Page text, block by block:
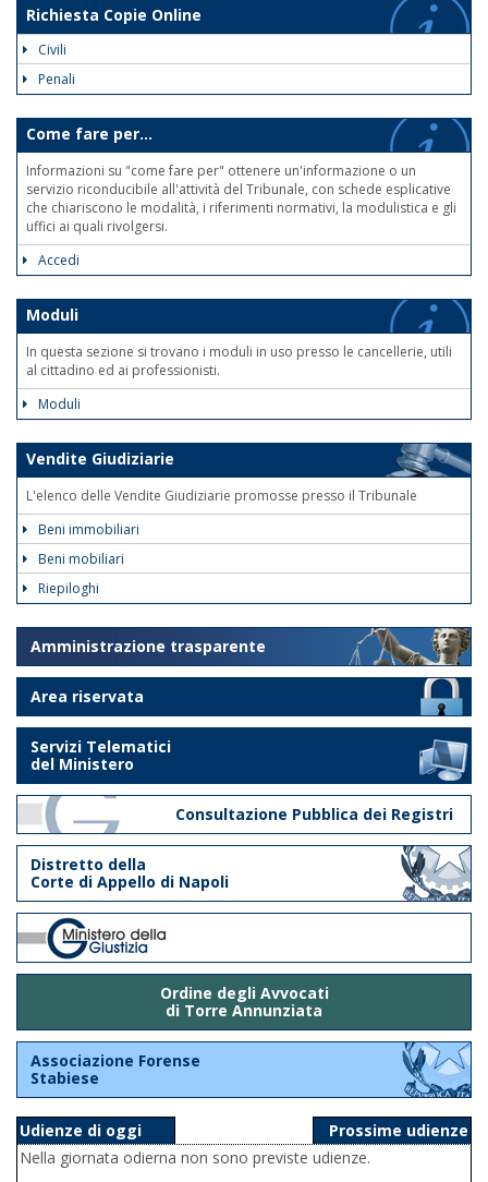
Richiesta Copie Online
Civili
Penali
Come fare per...
Informazioni su "come fare per" ottenere un'informazione o un
servizio riconducibile all'attività del Tribunale, con schede esplicative
che chiariscono le modalità, i riferimenti normativi, la modulistica e gli
uffici ai quali rivolgersi.
Accedi
Moduli
In questa sezione si trovano i moduli in uso presso le cancellerie, utili
al cittadino ed ai professionisti.
Moduli
Vendite Giudiziarie
L'elenco delle Vendite Giudiziarie promosse presso il Tribunale
Beni immobiliari
Beni mobiliari
Riepiloghi
Amministrazione trasparente
Area riservata
Servizi Telematici
del Ministero
Consultazione Pubblica dei Registri
Distretto della
Corte di Appello di Napoli
Ordine degli Avvocati
di Torre Annunziata
Associazione Forense
Stabiese
Udienze di oggi
Prossime udienze
Nella giornata odierna non sono previste udienze.